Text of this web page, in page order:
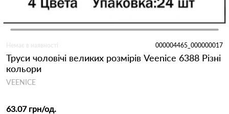
Немає в наявності 000004465_000000017
Труси чоловічі великих розмірів Veenice 6388 Різні
кольори
VEENICE
63.07 грн/од.